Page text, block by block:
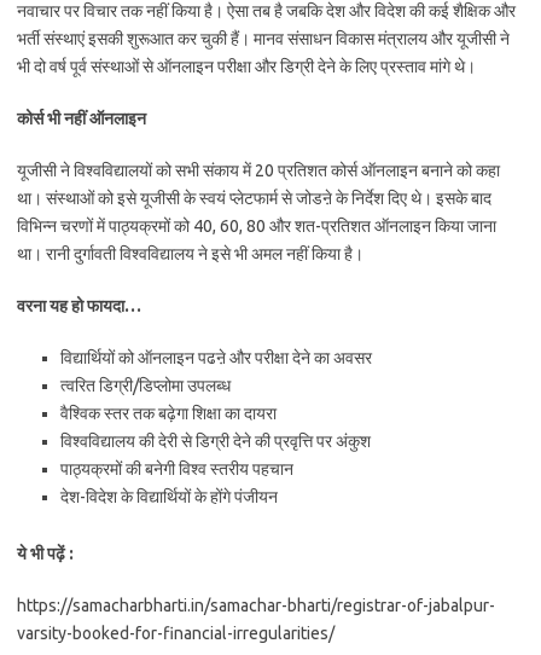
नवाचार पर विचार तक नहीं किया है। ऐसा तब है जबकि देश और विदेश की कई शैक्षिक और
भर्ती संस्थाएं इसकी शुरूआत कर चुकी हैं। मानव संसाधन विकास मंत्रालय और यूजीसी ने
भी दो वर्ष पूर्व संस्थाओं से ऑनलाइन परीक्षा और डिग्री देने के लिए प्रस्ताव मांगे थे।
कोर्स भी नहीं ऑनलाइन
यूजीसी ने विश्वविद्यालयों को सभी संकाय में 20 प्रतिशत कोर्स ऑनलाइन बनाने को कहा
था। संस्थाओं को इसे यूजीसी के स्वयं प्लेटफार्म से जोडऩे के निर्देश दिए थे। इसके बाद
विभिन्न चरणों में पाठ्यक्रमों को 40, 60, 80 और शत-प्रतिशत ऑनलाइन किया जाना
था। रानी दुर्गावती विश्वविद्यालय ने इसे भी अमल नहीं किया है।
वरना यह हो फायदा…
विद्यार्थियों को ऑनलाइन पढऩे और परीक्षा देने का अवसर
त्वरित डिग्री/डिप्लोमा उपलब्ध
वैश्विक स्तर तक बढ़ेगा शिक्षा का दायरा
विश्वविद्यालय की देरी से डिग्री देने की प्रवृत्ति पर अंकुश
पाठ्यक्रमों की बनेगी विश्व स्तरीय पहचान
देश-विदेश के विद्यार्थियों के होंगे पंजीयन
ये भी पढ़ें :
https://samacharbharti.in/samachar-bharti/registrar-of-jabalpur-
varsity-booked-for-financial-irregularities/